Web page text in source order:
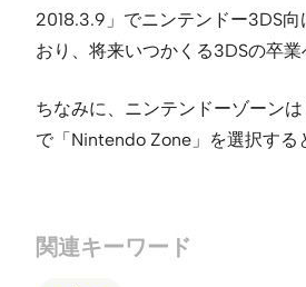
2018.3.9」でニンテンドー3DS
おり、将来いつかくる3DSの卒
ちなみに、ニンテンドーゾーン
で「Nintendo Zone」を選択する
関連キーワード